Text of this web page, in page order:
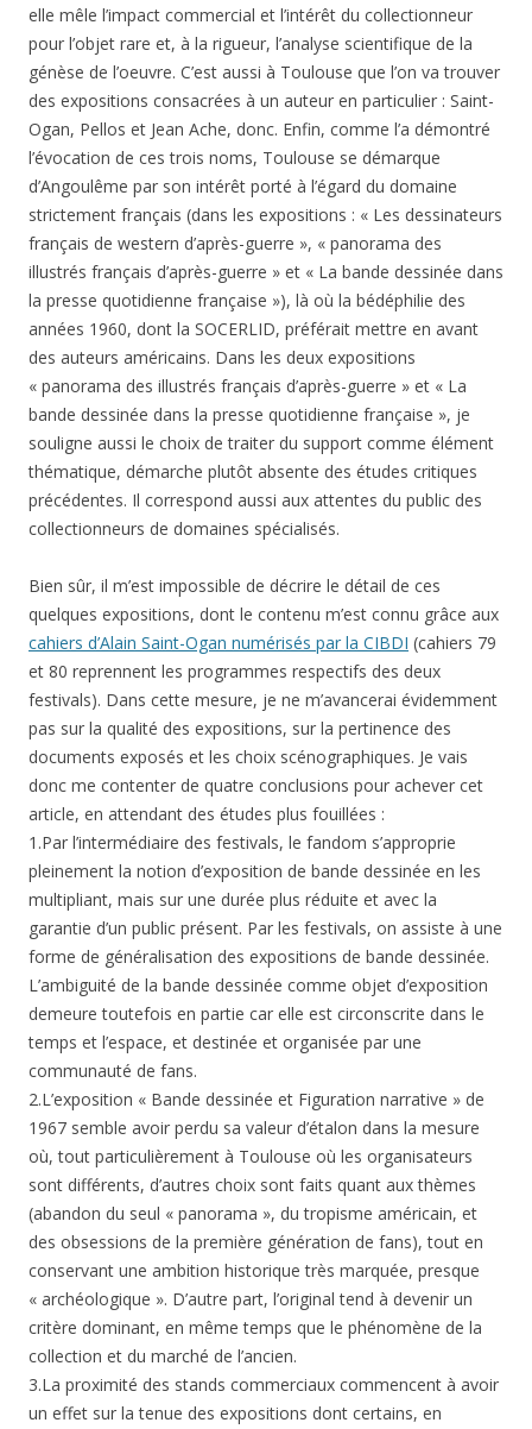
elle mêle l’impact commercial et l’intérêt du collectionneur
pour l’objet rare et, à la rigueur, l’analyse scientifique de la
génèse de l’oeuvre. C’est aussi à Toulouse que l’on va trouver
des expositions consacrées à un auteur en particulier : Saint-
Ogan, Pellos et Jean Ache, donc. Enfin, comme l’a démontré
l’évocation de ces trois noms, Toulouse se démarque
d’Angoulême par son intérêt porté à l’égard du domaine
strictement français (dans les expositions : « Les dessinateurs
français de western d’après-guerre », « panorama des
illustrés français d’après-guerre » et « La bande dessinée dans
la presse quotidienne française »), là où la bédéphilie des
années 1960, dont la SOCERLID, préférait mettre en avant
des auteurs américains. Dans les deux expositions
« panorama des illustrés français d’après-guerre » et « La
bande dessinée dans la presse quotidienne française », je
souligne aussi le choix de traiter du support comme élément
thématique, démarche plutôt absente des études critiques
précédentes. Il correspond aussi aux attentes du public des
collectionneurs de domaines spécialisés.
Bien sûr, il m’est impossible de décrire le détail de ces
quelques expositions, dont le contenu m’est connu grâce aux
cahiers d’Alain Saint-Ogan numérisés par la CIBDI (cahiers 79
et 80 reprennent les programmes respectifs des deux
festivals). Dans cette mesure, je ne m’avancerai évidemment
pas sur la qualité des expositions, sur la pertinence des
documents exposés et les choix scénographiques. Je vais
donc me contenter de quatre conclusions pour achever cet
article, en attendant des études plus fouillées :
1.Par l’intermédiaire des festivals, le fandom s’approprie
pleinement la notion d’exposition de bande dessinée en les
multipliant, mais sur une durée plus réduite et avec la
garantie d’un public présent. Par les festivals, on assiste à une
forme de généralisation des expositions de bande dessinée.
L’ambiguité de la bande dessinée comme objet d’exposition
demeure toutefois en partie car elle est circonscrite dans le
temps et l’espace, et destinée et organisée par une
communauté de fans.
2.L’exposition « Bande dessinée et Figuration narrative » de
1967 semble avoir perdu sa valeur d’étalon dans la mesure
où, tout particulièrement à Toulouse où les organisateurs
sont différents, d’autres choix sont faits quant aux thèmes
(abandon du seul « panorama », du tropisme américain, et
des obsessions de la première génération de fans), tout en
conservant une ambition historique très marquée, presque
« archéologique ». D’autre part, l’original tend à devenir un
critère dominant, en même temps que le phénomène de la
collection et du marché de l’ancien.
3.La proximité des stands commerciaux commencent à avoir
un effet sur la tenue des expositions dont certains, en